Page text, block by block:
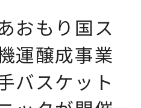
おもり国ス
運醸成事業
バスケット